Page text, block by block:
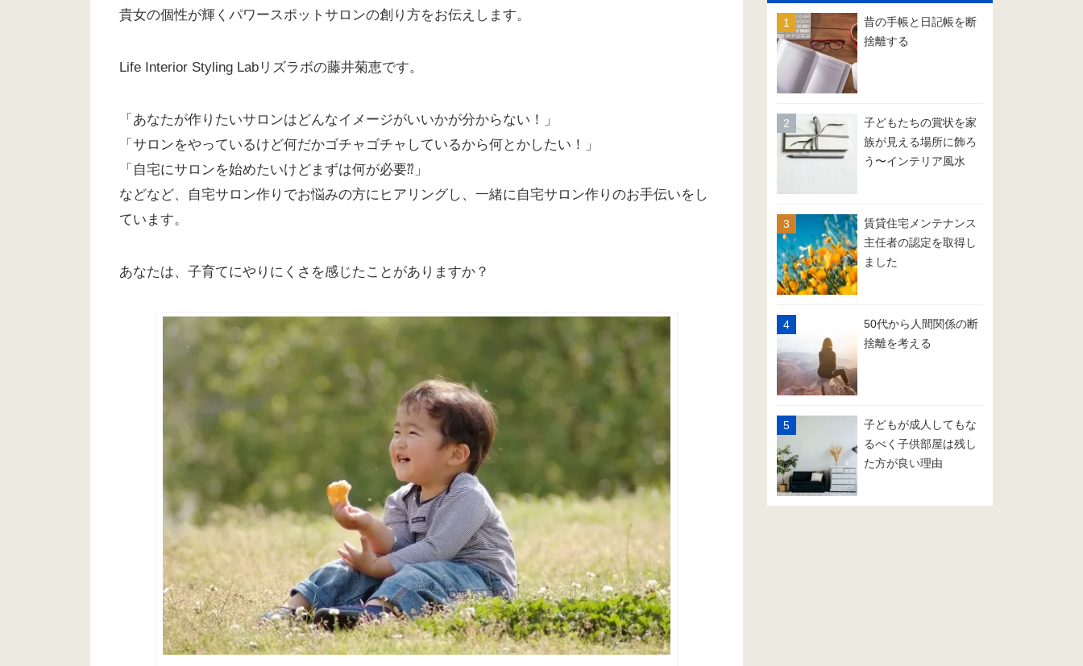
貴女の個性が輝くパワースポットサロンの創り方をお伝えします。
Life Interior Styling Labリズラボの藤井菊恵です。
「あなたが作りたいサロンはどんなイメージがいいかが分からない！」
「サロンをやっているけど何だかゴチャゴチャしているから何とかしたい！」
「自宅にサロンを始めたいけどまずは何が必要⁇」
などなど、自宅サロン作りでお悩みの方にヒアリングし、一緒に自宅サロン作りのお手伝いをし
ています。
あなたは、子育てにやりにくさを感じたことがありますか？
昔の手帳と日記帳を断
捨離する
子どもたちの賞状を家
族が見える場所に飾ろ
う〜インテリア風水
賃貸住宅メンテナンス
主任者の認定を取得し
ました
50代から人間関係の断
捨離を考える
子どもが成人してもな
るべく子供部屋は残し
た方が良い理由